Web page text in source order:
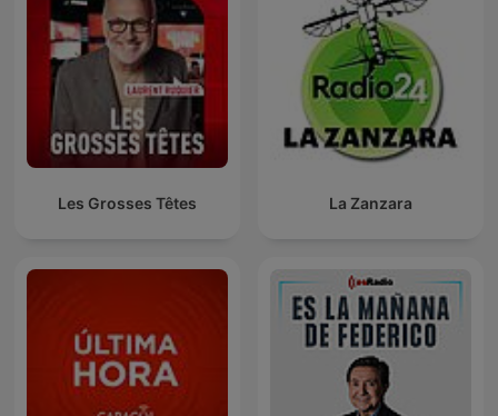
Les Grosses Têtes La Zanzara